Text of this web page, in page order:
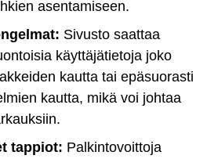
asentamiseen.
Sivusto saattaa
käyttäjätietoja joko
kautta tai epäsuorasti
kautta, mikä voi johtaa
tappiot: Palkintovoittoja